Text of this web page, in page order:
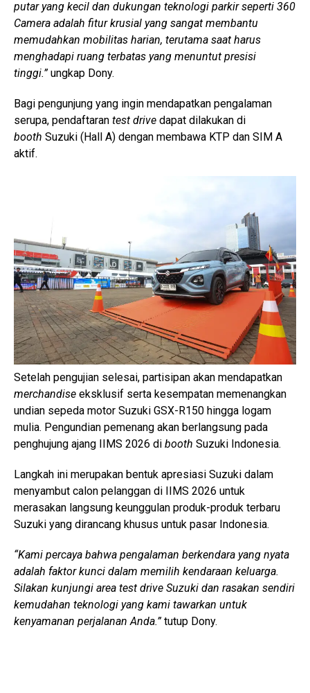
putar yang kecil dan dukungan teknologi parkir seperti 360
Camera adalah fitur krusial yang sangat membantu
memudahkan mobilitas harian, terutama saat harus
menghadapi ruang terbatas yang menuntut presisi
tinggi.”ungkap Dony.
Bagi pengunjung yang ingin mendapatkan pengalaman
serupa, pendaftaran test drive dapat dilakukan di
booth Suzuki (Hall A) dengan membawa KTP dan SIM A
aktif.
Setelah pengujian selesai, partisipan akan mendapatkan
merchandise eksklusif serta kesempatan memenangkan
undian sepeda motor Suzuki GSX-R150 hingga logam
mulia. Pengundian pemenang akan berlangsung pada
penghujung ajang IIMS 2026 di booth Suzuki Indonesia.
Langkah ini merupakan bentuk apresiasi Suzuki dalam
menyambut calon pelanggan di IIMS 2026 untuk
merasakan langsung keunggulan produk-produk terbaru
Suzuki yang dirancang khusus untuk pasar Indonesia.
“Kami percaya bahwa pengalaman berkendara yang nyata
adalah faktor kunci dalam memilih kendaraan keluarga.
Silakan kunjungi area test drive Suzuki dan rasakan sendiri
kemudahan teknologi yang kami tawarkan untuk
kenyamanan perjalanan Anda.”tutup Dony.